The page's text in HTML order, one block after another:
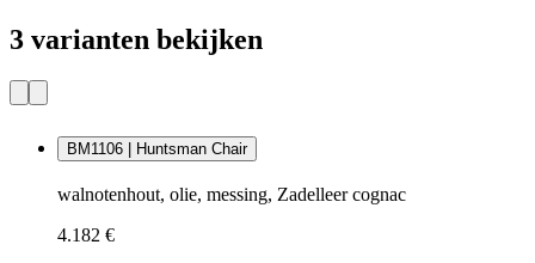
3 varianten bekijken
BM1106 | Huntsman Chair
walnotenhout, olie, messing, Zadelleer cognac
4.182 €